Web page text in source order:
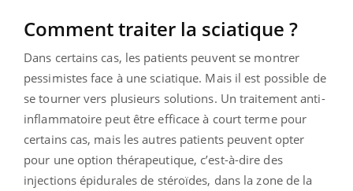
Comment traiter la sciatique ?
Dans certains cas, les patients peuvent se montrer
pessimistes face à une sciatique. Mais il est possible de
se tourner vers plusieurs solutions. Un traitement anti-
inflammatoire peut être efficace à court terme pour
certains cas, mais les autres patients peuvent opter
pour une option thérapeutique, c’est-à-dire des
injections épidurales de stéroïdes, dans la zone de la